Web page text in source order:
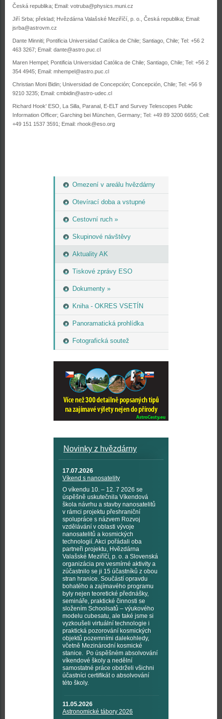
Omezení v areálu hvězdárny
Otevírací doba a vstupné
Cestovní ruch »
Skupinové návštěvy
Aktuality AK
Tiskové zprávy ESO
Dokumenty »
Kniha - OKRES VSETÍN
Panoramatická prohlídka
Fotografická soutež
Novinky z hvězdárny
17.07.2026
Víkend s nanosatelity
O víkendu 10. – 12. 7 2026 se
úspěšně uskutečnila Víkendová
škola návrhu a stavby nanosatelitů
v rámci projektu přeshraniční
spolupráce s názvem Rozvoj
vzdělávání v oblasti vývoje
nanosatelitů a kosmických
technologií. Akci pořádali oba
partneři projektu, Hvězdárna
Valašské Meziříčí, p. o. a Slovenská
organizácia pre vesmírné aktivity a
zúčastnilo se ji 15 účastníků z obou
stran hranice. Součástí opravdu
bohatého a zajímavého programu
byly nejen teoretické přednášky,
semináře, praktické činnosti se
složením Schoolsatů – výukového
modelu cubesatu, ale také jsme si
vyzkoušeli virtuální technologie i
praktická pozorování kosmických
objektů pozemními dalekohledy,
včetně Mezinárodní kosmické
stanice. Po úspěšném absolvování
víkendové školy a nedělní
samostatné práce obdrželi všichni
účastníci certifikát o absolvování
této školy.
11.05.2026
Astronomické tábory 2026
Česká republika; Email: votruba@physics.muni.cz
Jiří Srba; překlad; Hvězdárna Valašské Meziříčí, p. o., Česká republika; Email:
jsrba@astrovm.cz
Dante Minniti; Pontificia Universidad Católica de Chile; Santiago, Chile; Tel: +56 2
463 3267; Email: dante@astro.puc.cl
Maren Hempel; Pontificia Universidad Católica de Chile; Santiago, Chile; Tel: +56 2
354 4945; Email: mhempel@astro.puc.cl
Christian Moni Bidin; Universidad de Concepción; Concepción, Chile; Tel: +56 9
9210 3235; Email: cmbidin@astro-udec.cl
Richard Hook' ESO, La Silla, Paranal, E-ELT and Survey Telescopes Public
Information Officer; Garching bei München, Germany; Tel: +49 89 3200 6655; Cell:
+49 151 1537 3591; Email: rhook@eso.org